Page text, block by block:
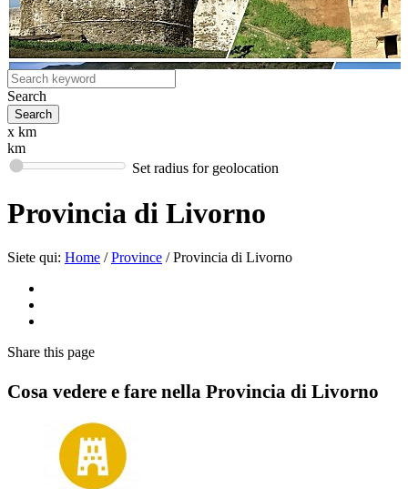
Search
x km
km
Set radius for geolocation
Provincia di Livorno
Siete qui: Home / Province / Provincia di Livorno
Share this page
Cosa vedere e fare nella Provincia di Livorno